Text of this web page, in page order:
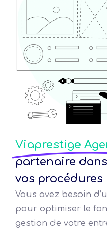
Viaprestige
partenaire
vos procédures
Vous avez besoin
pour optimiser le
gestion de votre